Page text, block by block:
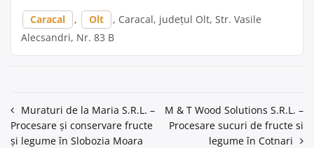
Caracal , Olt
, Caracal, județul Olt, Str. Vasile
Alecsandri, Nr. 83 B
Navigare
în
Muraturi de la Maria S.R.L. –
Procesare și conservare fructe
și legume în Slobozia Moara
M & T Wood Solutions S.R.L. –
Procesare sucuri de fructe si
legume în Cotnari